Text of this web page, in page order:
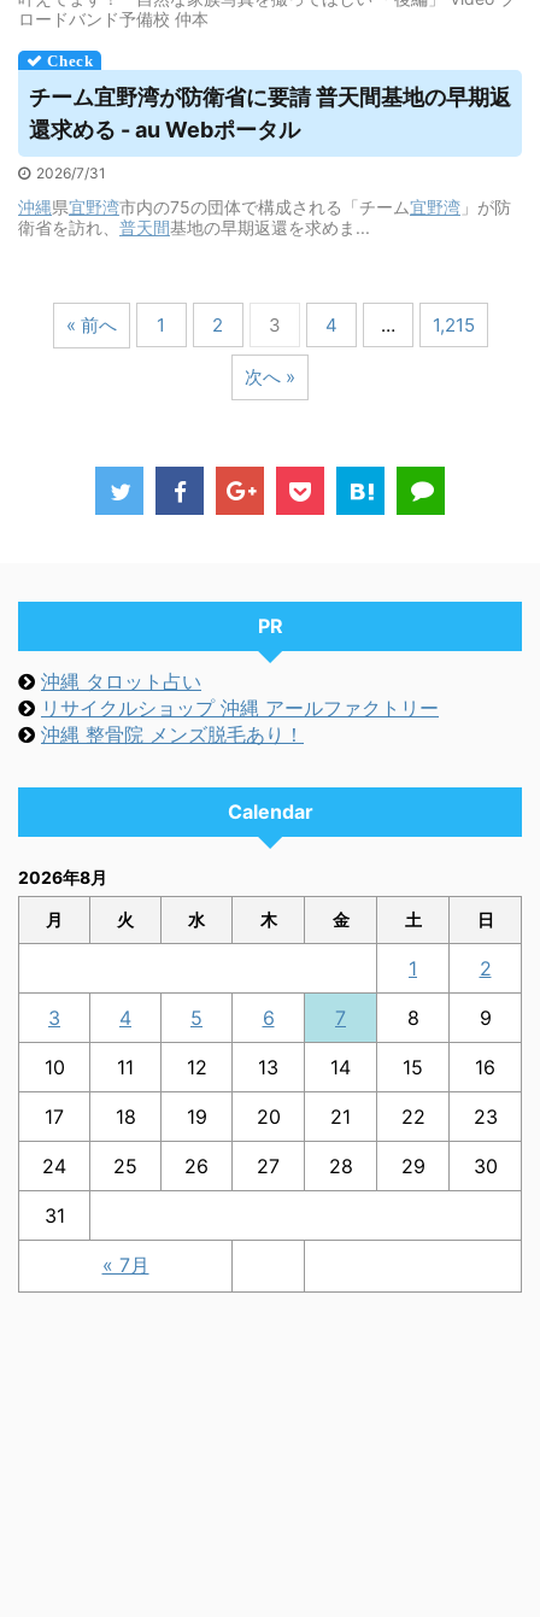
ロードバンド予備校 仲本
チーム宜野湾が防衛省に要請普天間基地の早期返
還求める - au Webポータル
2026/7/31
沖縄県宜野湾市内の75の団体で構成される「チーム宜野湾 」が防
衛省を訪れ、 普天間基地の早期返還を求めま...
« 前へ 1 2 3 4 … 1,215
次へ »
PR
沖縄 タロット占い
リサイクルショップ 沖縄 アールファクトリー
沖縄 整骨院 メンズ脱毛あり！
Calendar
2026年8月
月 火 水 木 金 土 日
« 7月
1 2
3 4 5 6 7 8 9
10 11 12 13 14 15 16
17 18 19 20 21 22 23
24 25 26 27 28 29 30
31